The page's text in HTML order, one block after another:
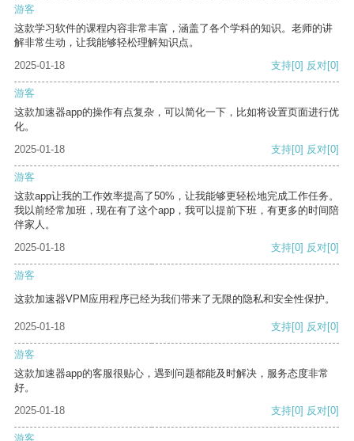
游客
这款学习软件的课程内容非常丰富，涵盖了各个学科的知识。老师的讲
解非常生动，让我能够轻松理解知识点。
2025-01-18
支持[0] 反对[0]
游客
这款加速器app的操作有点复杂，可以简化一下，比如将设置页面进行优
化。
2025-01-18
支持[0] 反对[0]
游客
这款app让我的工作效率提高了50%，让我能够更轻松地完成工作任务。
我以前经常加班，现在有了这个app，我可以提前下班，有更多的时间陪
伴家人。
2025-01-18
支持[0] 反对[0]
游客
这款加速器VPM应用程序已经为我们带来了无限的隐私和安全性保护。
2025-01-18 支持[0] 反对[0]
游客
这款加速器app的客服很贴心，遇到问题都能及时解决，服务态度非常
好。
2025-01-18
支持[0] 反对[0]
游客